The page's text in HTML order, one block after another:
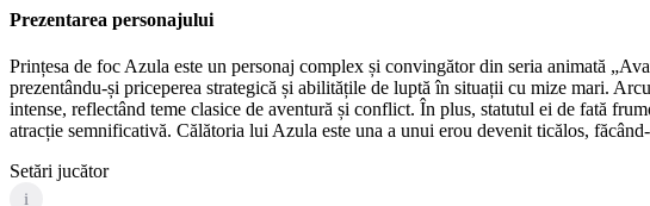
Prezentarea personajului
Prințesa de foc Azula este un personaj complex și convingător din seria animată
prezentându-și priceperea strategică și abilitățile de luptă în situații cu mize mari.
intense, reflectând teme clasice de aventură și conflict. În plus, statutul ei de fată
atracție semnificativă. Călătoria lui Azula este una a unui erou devenit ticălos,
Setări jucător
i